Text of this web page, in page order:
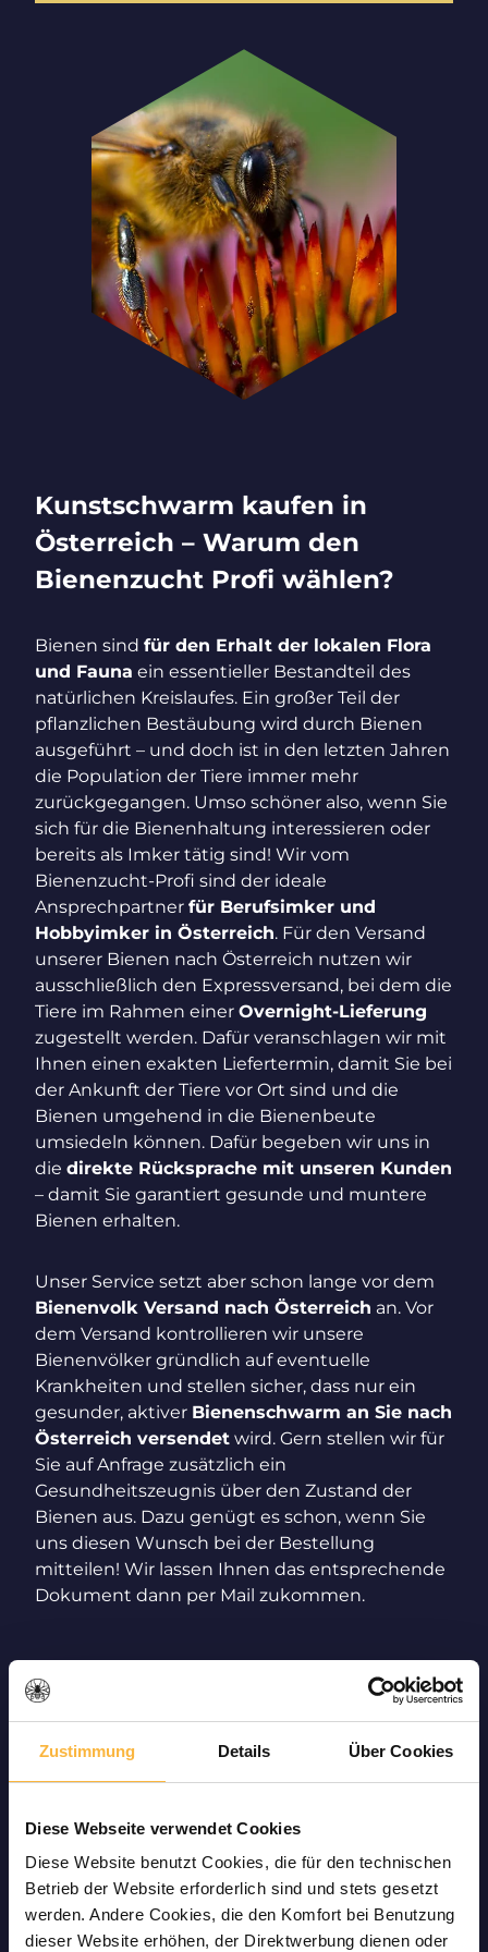
Zustimmung Details Über Cookies
Diese Webseite verwendet Cookies
Diese Website benutzt Cookies, die für den technischen
Betrieb der Website erforderlich sind und stets gesetzt
werden. Andere Cookies, die den Komfort bei Benutzung
dieser Website erhöhen, der Direktwerbung dienen oder
Kunstschwarm kaufen in
Österreich – Warum den
Bienenzucht Profi wählen?
Bienen sind für den Erhalt der lokalen Flora
und Fauna ein essentieller Bestandteil des
natürlichen Kreislaufes. Ein großer Teil der
pflanzlichen Bestäubung wird durch Bienen
ausgeführt – und doch ist in den letzten Jahren
die Population der Tiere immer mehr
zurückgegangen. Umso schöner also, wenn Sie
sich für die Bienenhaltung interessieren oder
bereits als Imker tätig sind! Wir vom
Bienenzucht-Profi sind der ideale
Ansprechpartner für Berufsimker und
Hobbyimker in Österreich. Für den Versand
unserer Bienen nach Österreich nutzen wir
ausschließlich den Expressversand, bei dem die
Tiere im Rahmen einer Overnight-Lieferung
zugestellt werden. Dafür veranschlagen wir mit
Ihnen einen exakten Liefertermin, damit Sie bei
der Ankunft der Tiere vor Ort sind und die
Bienen umgehend in die Bienenbeute
umsiedeln können. Dafür begeben wir uns in
die direkte Rücksprache mit unseren Kunden
– damit Sie garantiert gesunde und muntere
Bienen erhalten.
Unser Service setzt aber schon lange vor dem
Bienenvolk Versand nach Österreich an. Vor
dem Versand kontrollieren wir unsere
Bienenvölker gründlich auf eventuelle
Krankheiten und stellen sicher, dass nur ein
gesunder, aktiver Bienenschwarm an Sie nach
Österreich versendet wird. Gern stellen wir für
Sie auf Anfrage zusätzlich ein
Gesundheitszeugnis über den Zustand der
Bienen aus. Dazu genügt es schon, wenn Sie
uns diesen Wunsch bei der Bestellung
mitteilen! Wir lassen Ihnen das entsprechende
Dokument dann per Mail zukommen.
Sicherer Bienenversand nach
tiergerechter Versandwaren
Als Imker-Shop in Deutschland wirkt der
Versand nach Österreich vor allem für die Tiere